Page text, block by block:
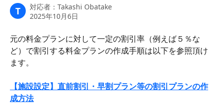
T 対応者： Takashi Obatake
2025年10月6日
元の料金プランに対して一定の割引率（例えば５％な
ど）で割引する料金プランの作成手順は以下を参照頂け
ます。
【施設設定】直前割引・早割プラン等の割引プランの作
成方法